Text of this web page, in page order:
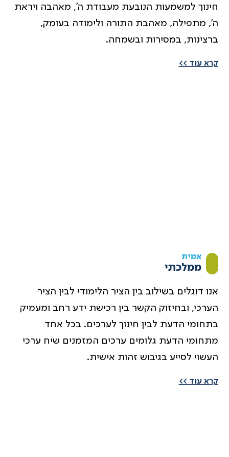
חינוך למשמעות הנובעת מעבודת ה’, מאהבה ויראת
ה’, מתפילה, מאהבת התורה ולימודה בעומק,
ברצינות, במסירות ובשמחה.
קרא עוד >>
אמית
ממלכתי
אנו דוגלים בשילוב בין הציר הלימודי לבין הציר
הערכי, ובחיזוק הקשר בין רכישת ידע רחב ומעמיק
בתחומי הדעת לבין חינוך לערכים. בכל אחד
מתחומי הדעת גלומים ערכים המזמנים שיח ערכי
העשוי לסייע בגיבוש זהות אישית.
קרא עוד >>